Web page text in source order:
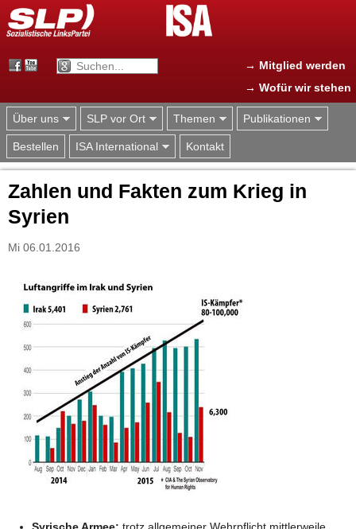
Jump to navigation
→ Mitglied werden
→ Wofür wir stehen
Über uns SLP vor Ort Themen Publikationen
Bestellen ISA International Kontakt
Zahlen und Fakten zum Krieg in
Syrien
Mi 06.01.2016